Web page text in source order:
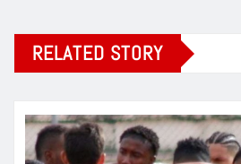
RELATED STORY